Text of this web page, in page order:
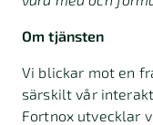
Om tjänsten
Vi blickar mot en
särskilt vår
Fortnox utvecklar